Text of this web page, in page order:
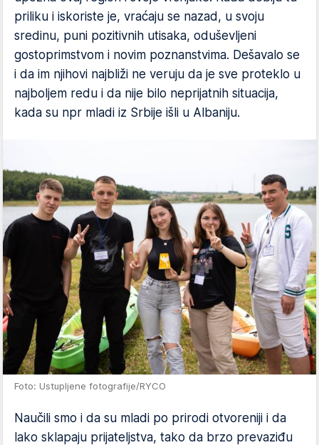
priliku i iskoriste je, vraćaju se nazad, u svoju
sredinu, puni pozitivnih utisaka, oduševljeni
gostoprimstvom i novim poznanstvima. Dešavalo se
i da im njihovi najbliži ne veruju da je sve proteklo u
najboljem redu i da nije bilo neprijatnih situacija,
kada su npr mladi iz Srbije išli u Albaniju.
Foto: Ustupljene fotografije/RYCO
Naučili smo i da su mladi po prirodi otvoreniji i da
lako sklapaju prijateljstva, tako da brzo prevaziđu